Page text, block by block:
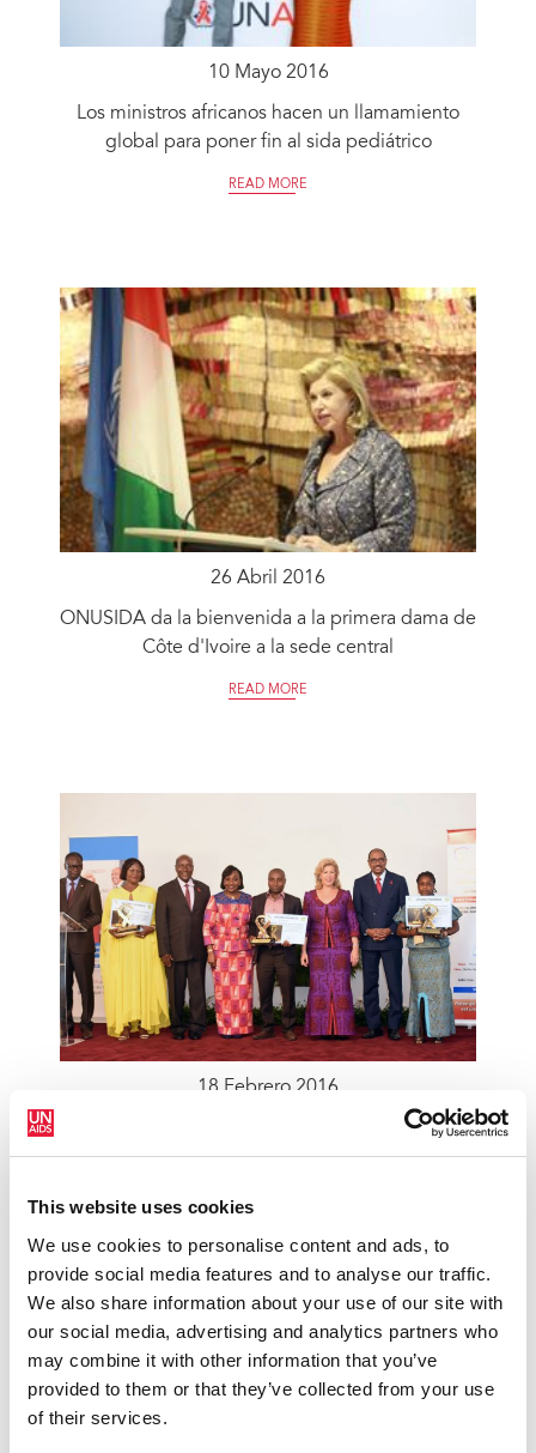
This website uses cookies
We use cookies to personalise content and ads, to
provide social media features and to analyse our traffic.
We also share information about your use of our site with
our social media, advertising and analytics partners who
may combine it with other information that you’ve
provided to them or that they’ve collected from your use
of their services.
10 Mayo 2016
Los ministros africanos hacen un llamamiento
global para poner fin al sida pediátrico
READ MORE
26 Abril 2016
ONUSIDA da la bienvenida a la primera dama de
Côte d'Ivoire a la sede central
READ MORE
18 Febrero 2016
La primera dama de Costa de Marfil elogia a los
proveedores de servicios implicados en la